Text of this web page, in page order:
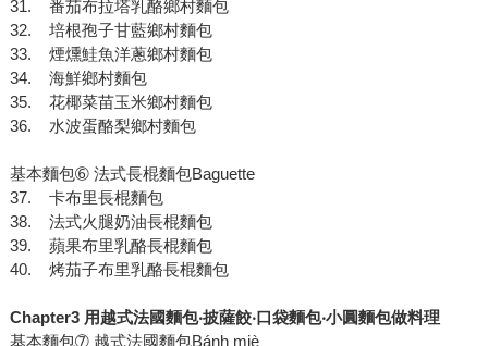
31. 番茄布拉塔乳酪鄉村麵包
32. 培根孢子甘藍鄉村麵包
33. 煙燻鮭魚洋蔥鄉村麵包
34. 海鮮鄉村麵包
35. 花椰菜苗玉米鄉村麵包
36. 水波蛋酪梨鄉村麵包
基本麵包➅ 法式長棍麵包Baguette
37. 卡布里長棍麵包
38. 法式火腿奶油長棍麵包
39. 蘋果布里乳酪長棍麵包
40. 烤茄子布里乳酪長棍麵包
Chapter3 用越式法國麵包‧披薩餃‧口袋麵包‧小圓麵包做料理
基本麵包➆ 越式法國麵包Bánh miè